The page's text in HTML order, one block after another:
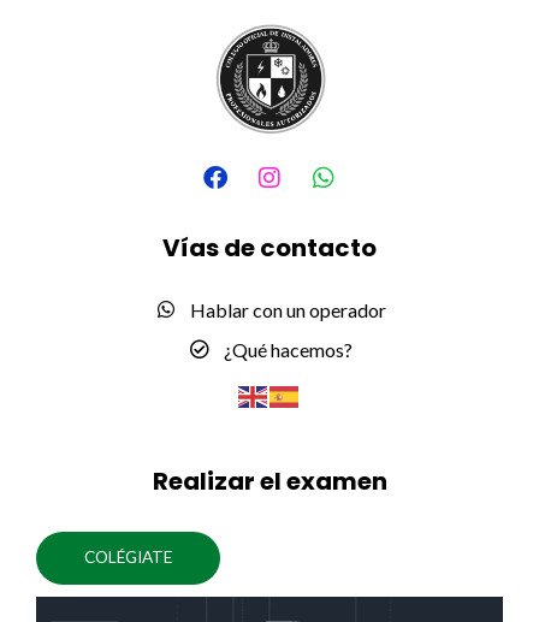
F
a
b
o
k
I
n
a
r
a
m
W
h
s
p
p
Vías de contacto
Hablar con un operador
¿Qué hacemos?
Realizar el examen
COLÉGIATE